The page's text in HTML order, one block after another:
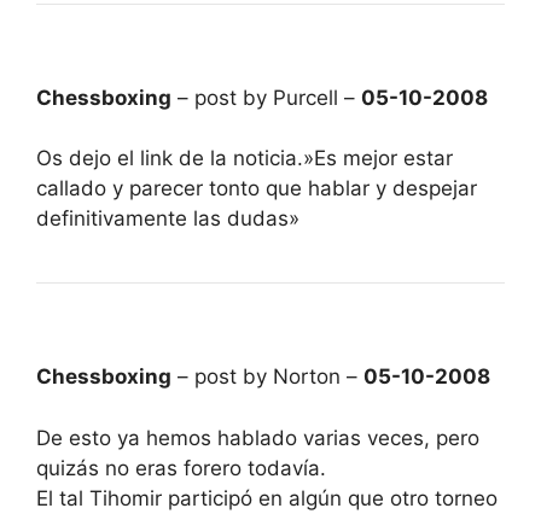
Chessboxing – post by Purcell – 05-10-2008
Os dejo el link de la noticia.»Es mejor estar
callado y parecer tonto que hablar y despejar
definitivamente las dudas»
Chessboxing – post by Norton – 05-10-2008
De esto ya hemos hablado varias veces, pero
quizás no eras forero todavía.
El tal Tihomir participó en algún que otro torneo